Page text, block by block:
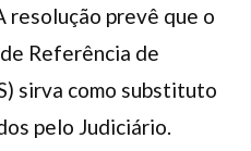
resolução prevê que o
Referência de
sirva como substituto
pelo Judiciário.